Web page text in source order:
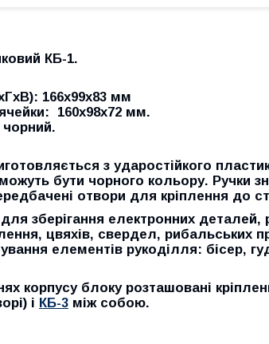
КБ-1.
166х99х83 мм
160х98х72 мм.
чорний.
з ударостійкого
бути чорного кольору. Ручки
отвори для кріплення до
зберігання електронних деталей,
цвяхів, свердел, рибальських
елементів рукоділля: бісер,
корпусу блоку розташовані
і КБ-3 між собою.